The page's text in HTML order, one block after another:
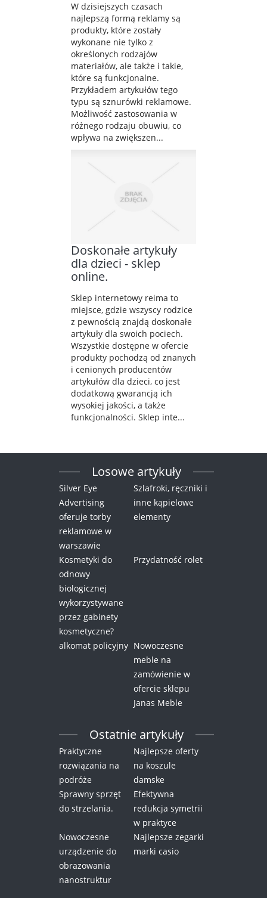
W dzisiejszych czasach
najlepszą formą reklamy są
produkty, które zostały
wykonane nie tylko z
określonych rodzajów
materiałów, ale także i takie,
które są funkcjonalne.
Przykładem artykułów tego
typu są sznurówki reklamowe.
Możliwość zastosowania w
różnego rodzaju obuwiu, co
wpływa na zwiększen...
Doskonałe artykuły
dla dzieci - sklep
online.
Sklep internetowy reima to
miejsce, gdzie wszyscy rodzice
z pewnością znajdą doskonałe
artykuły dla swoich pociech.
Wszystkie dostępne w ofercie
produkty pochodzą od znanych
i cenionych producentów
artykułów dla dzieci, co jest
dodatkową gwarancją ich
wysokiej jakości, a także
funkcjonalności. Sklep inte...
Losowe artykuły
Silver Eye
Advertising
oferuje torby
reklamowe w
warszawie
Szlafroki, ręczniki i
inne kąpielowe
elementy
Kosmetyki do
odnowy
biologicznej
wykorzystywane
przez gabinety
kosmetyczne?
Przydatność rolet
alkomat policyjny Nowoczesne
meble na
zamówienie w
ofercie sklepu
Janas Meble
Ostatnie artykuły
Praktyczne
rozwiązania na
podróże
Najlepsze oferty
na koszule
damske
Sprawny sprzęt
do strzelania.
Efektywna
redukcja symetrii
w praktyce
Nowoczesne
urządzenie do
obrazowania
nanostruktur
Najlepsze zegarki
marki casio